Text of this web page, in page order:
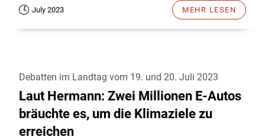
July 2023 MEHR LESEN
Debatten im Landtag vom 19. und 20. Juli 2023
Laut Hermann: Zwei Millionen E-Autos
bräuchte es, um die Klimaziele zu
erreichen